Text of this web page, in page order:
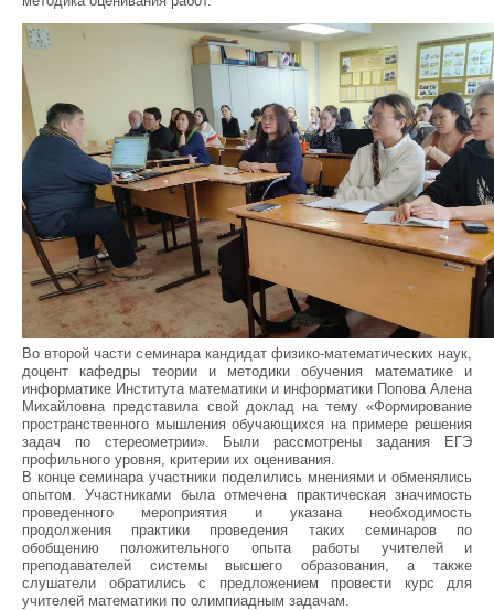
Во второй части семинара кандидат физико-математических наук,
доцент кафедры теории и методики обучения математике и
информатике Института математики и информатики Попова Алена
Михайловна представила свой доклад на тему «Формирование
пространственного мышления обучающихся на примере решения
задач по стереометрии». Были рассмотрены задания ЕГЭ
профильного уровня, критерии их оценивания.
В конце семинара участники поделились мнениями и обменялись
опытом. Участниками была отмечена практическая значимость
проведенного мероприятия и указана необходимость
продолжения практики проведения таких семинаров по
обобщению положительного опыта работы учителей и
преподавателей системы высшего образования, а также
слушатели обратились с предложением провести курс для
учителей математики по олимпиадным задачам.